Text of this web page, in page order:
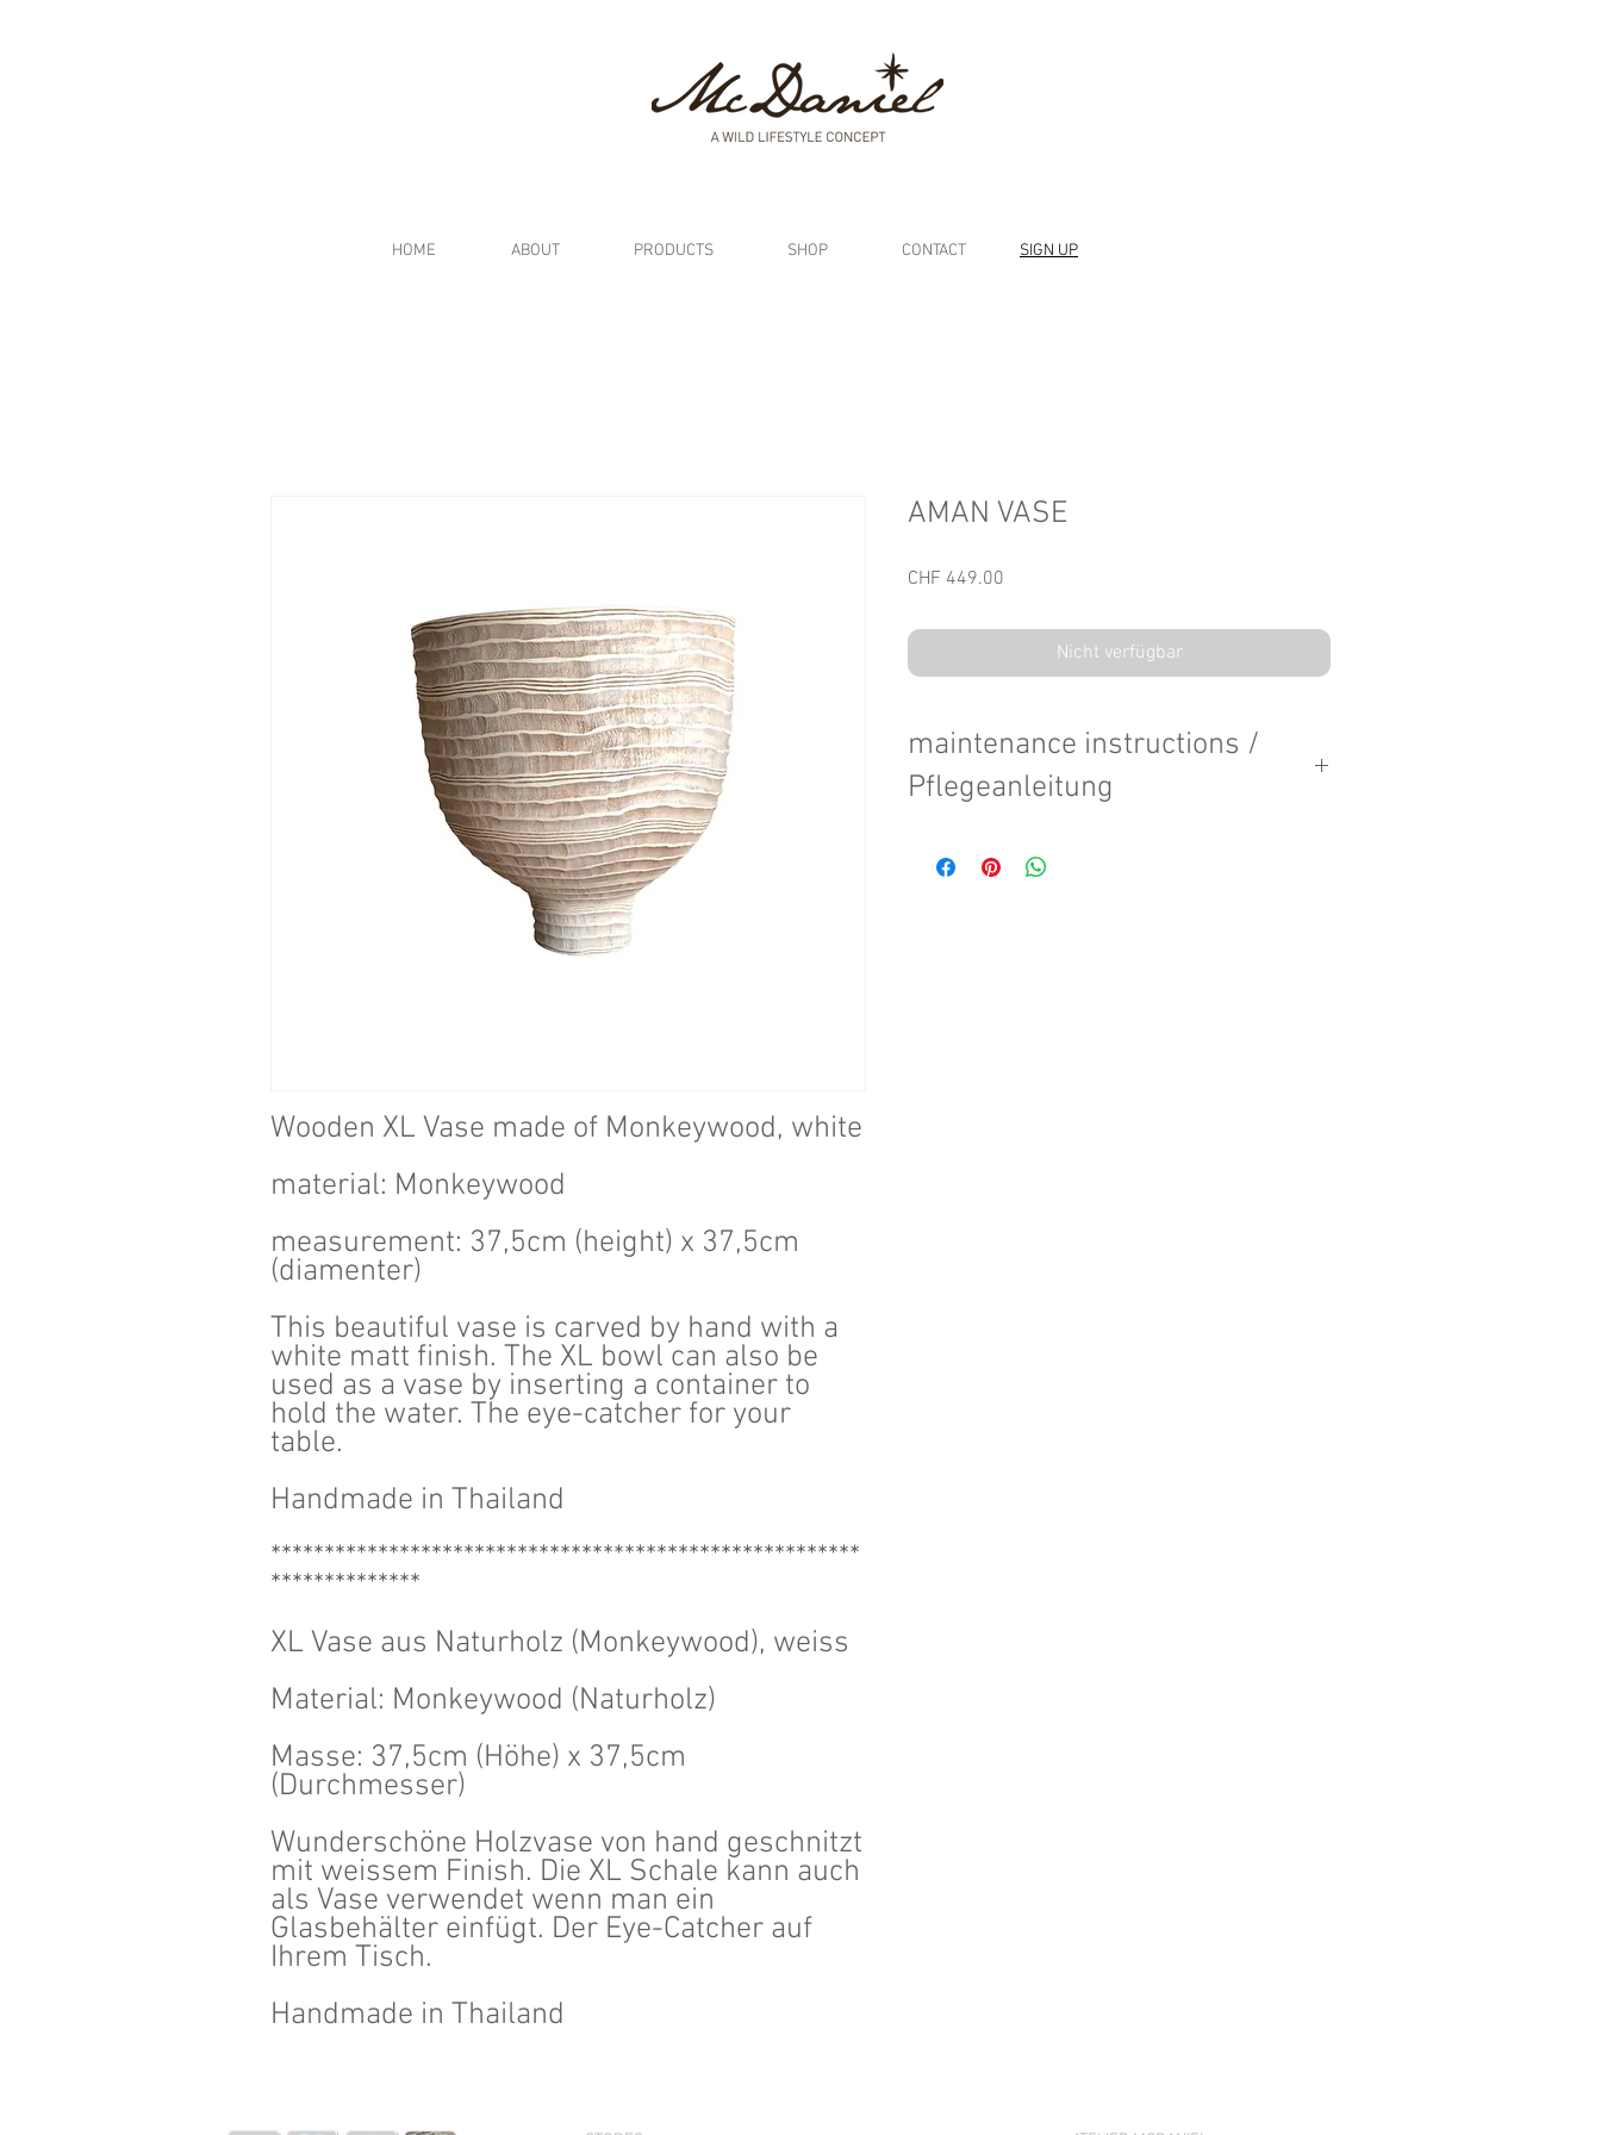
HOME ABOUT PRODUCTS SHOP CONTACT SIGN UP
Wooden XL Vase made of Monkeywood, white
material: Monkeywood
measurement: 37,5cm (height) x 37,5cm
(diamenter)
This beautiful vase is carved by hand with a
white matt finish. The XL bowl can also be
used as a vase by inserting a container to
hold the water. The eye-catcher for your
table.
Handmade in Thailand
*******************************************************
**************
XL Vase aus Naturholz (Monkeywood), weiss
Material: Monkeywood (Naturholz)
Masse: 37,5cm (Höhe) x 37,5cm
(Durchmesser)
Wunderschöne Holzvase von hand geschnitzt
mit weissem Finish. Die XL Schale kann auch
als Vase verwendet wenn man ein
Glasbehälter einfügt. Der Eye-Catcher auf
Ihrem Tisch.
Handmade in Thailand
AMAN VASE
CHF 449.00
Nicht verfügbar
maintenance instructions /
Pflegeanleitung
off with a damp cloth